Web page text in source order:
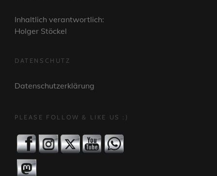
Inhaltlich verantwortlich:
Holger Stöckel
DATENSCHUTZ
Datenschutzerklärung
PLEASE FOLLOW & LIKE US :)